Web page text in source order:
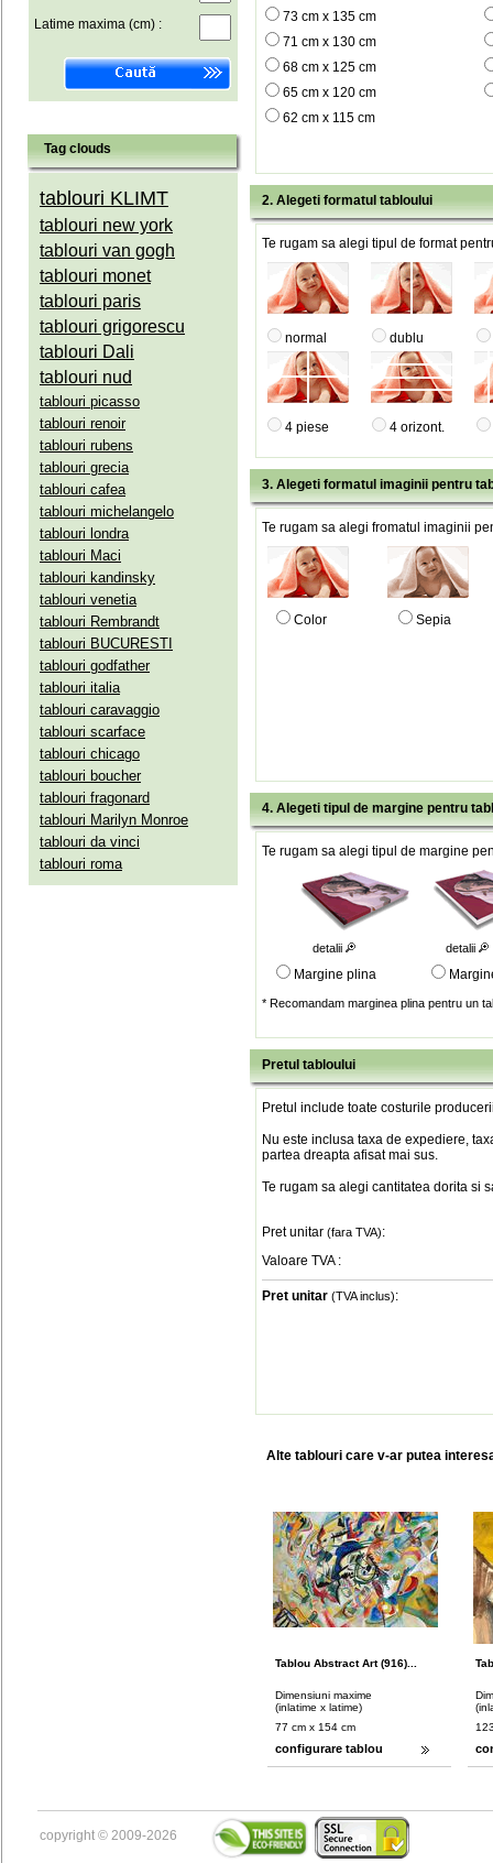
Latime maxima (cm) :
Tag clouds
tablouri KLIMT
tablouri new york
tablouri van gogh
tablouri monet
tablouri paris
tablouri grigorescu
tablouri Dali
tablouri nud
tablouri picasso
tablouri renoir
tablouri rubens
tablouri grecia
tablouri cafea
tablouri michelangelo
tablouri londra
tablouri Maci
tablouri kandinsky
tablouri venetia
tablouri Rembrandt
tablouri BUCURESTI
tablouri godfather
tablouri italia
tablouri caravaggio
tablouri scarface
tablouri chicago
tablouri boucher
tablouri fragonard
tablouri Marilyn Monroe
tablouri da vinci
tablouri roma
73 cm x 135 cm
71 cm x 130 cm
68 cm x 125 cm
65 cm x 120 cm
62 cm x 115 cm
2. Alegeti formatul tabloului
Te rugam sa alegi tipul de format
normal dublu
4 piese 4 orizont.
3. Alegeti formatul imaginii pentru
Te rugam sa alegi fromatul imaginii
Color Sepia
4. Alegeti tipul de margine pentru
Te rugam sa alegi tipul de margine
detalii detalii
Margine plina
* Recomandam marginea plina pentru un
Pretul tabloului
Pretul include toate costurile
Nu este inclusa taxa de expediere,
partea dreapta afisat mai sus.
Te rugam sa alegi cantitatea dorita si
Pret unitar (fara TVA):
Valoare TVA :
Pret unitar (TVA inclus):
Alte tablouri care v-ar putea
Tablou Abstract Art (916)...
Dimensiuni maxime
(inlatime x latime)
77 cm x 154 cm
configurare tablou
copyright © 2009-2026